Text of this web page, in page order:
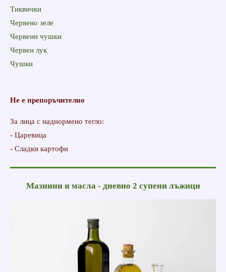
Тиквички
Червено зеле
Червени чушки
Червен лук
Чушки
Не е препоръчително
За лица с наднормено тегло:
- Царевица
- Сладки картофи
Мазнини и масла - дневно 2 супени лъжици